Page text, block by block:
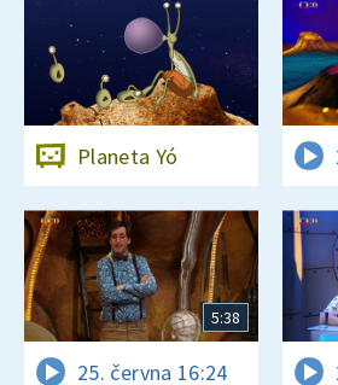
Planeta Yó
5:38
25. června 16:24